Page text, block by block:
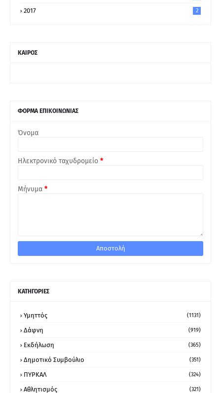
2017 2
ΚΑΙΡΟΣ
ΦΟΡΜΑ ΕΠΙΚΟΙΝΩΝΙΑΣ
Όνομα
Ηλεκτρονικό ταχυδρομείο *
Μήνυμα *
ΚΑΤΗΓΟΡΙΕΣ
Υμηττός (1131)
Δάφνη (919)
Εκδήλωση (365)
Δημοτικό Συμβούλιο (351)
ΠΥΡΚΑΛ (324)
Αθλητισμός (321)